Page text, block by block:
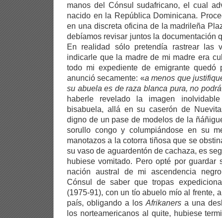
manos del Cónsul sudafricano, el cual
nacido en la República Dominicana.
en una discreta oficina de la madrileña
debíamos revisar juntos la documentación
En realidad sólo pretendía rastrear las
indicarle que la madre de mi madre era
todo mi expediente de emigrante quedó
anunció secamente: «a menos que
su abuela es de raza blanca pura, no
haberle revelado la imagen
bisabuela, allá en su caserón de
digno de un pase de modelos de la
sorullo congo y columpiándose en su
manotazos a la cotorra tiñosa que se
su vaso de aguardentón de cachaza, es
hubiese vomitado. Pero opté por
nación austral de mi ascendencia
Cónsul de saber que tropas
(1975-91), con un tío abuelo mío al frente,
país, obligando a los Afrikaners a una
los norteamericanos al quite, hubiese